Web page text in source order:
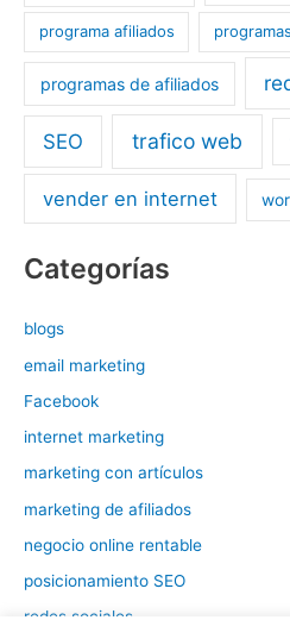
programa afiliados
programas de afiliados
SEO trafico web
vender en internet
Categorías
blogs
email marketing
Facebook
internet marketing
marketing con artículos
marketing de afiliados
negocio online rentable
posicionamiento SEO